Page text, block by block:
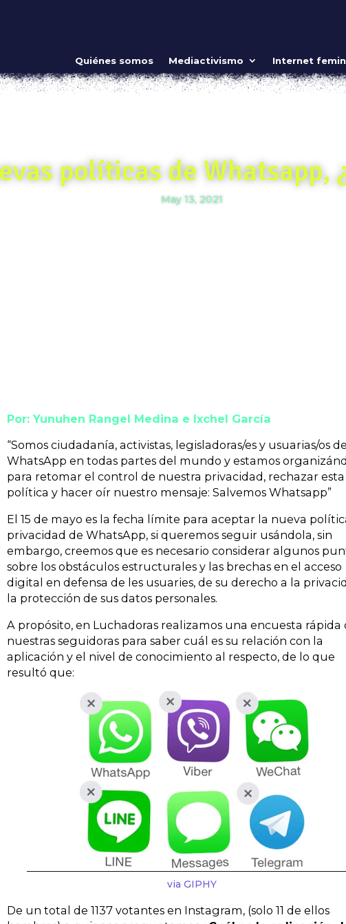
Quiénes somos Mediactivismo Internet
políticas de Whatsapp,
May 13, 2021
Por: Yunuhen Rangel Medina e Ixchel García
“Somos ciudadanía, activistas, legisladoras/es y usuarias/os
WhatsApp en todas partes del mundo y estamos
para retomar el control de nuestra privacidad, rechazar esta
política y hacer oír nuestro mensaje: Salvemos Whatsapp”
El 15 de mayo es la fecha límite para aceptar la nueva
privacidad de WhatsApp, si queremos seguir usándola, sin
embargo, creemos que es necesario considerar algunos
sobre los obstáculos estructurales y las brechas en el acceso
digital en defensa de les usuaries, de su derecho a la
la protección de sus datos personales.
A propósito, en Luchadoras realizamos una encuesta rápida
nuestras seguidoras para saber cuál es su relación con la
aplicación y el nivel de conocimiento al respecto, de lo que
resultó que:
via GIPHY
De un total de 1137 votantes en Instagram, (solo 11 de ellos